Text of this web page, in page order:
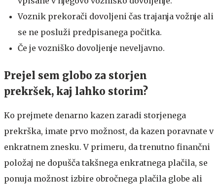
Voznik prekorači dovoljeni čas trajanja vožnje ali
se ne posluži predpisanega počitka.
Če je vozniško dovoljenje neveljavno.
Prejel sem globo za storjen
prekršek, kaj lahko storim?
Ko prejmete denarno kazen zaradi storjenega
prekrška, imate prvo možnost, da kazen poravnate v
enkratnem znesku. V primeru, da trenutno finančni
položaj ne dopušča takšnega enkratnega plačila, se
ponuja možnost izbire obročnega plačila globe ali